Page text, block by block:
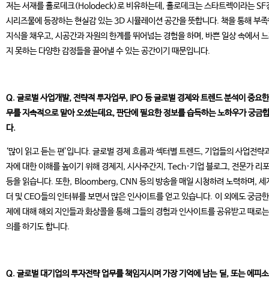
저는 서재를 홀로데크(Holodeck)로 비유하는데, 홀로데크는 스타트렉이라는 SF
시리즈물에 등장하는 현실감 있는 3D 시뮬레이션 공간을 뜻합니다. 책을 통해 부
지식을 채우고, 시공간과 자원의 한계를 뛰어넘는 경험을 하며, 바쁜 일상 속에서
지 못하는 다양한 감정들을 끌어낼 수 있는 공간이기 때문입니다.
Q. 글로벌 사업개발, 전략적 투자업무, IPO 등 글로벌 경제와 트렌드 분석이 중요
무를 지속적으로 맡아 오셨는데요, 판단에 필요한 정보를 습득하는 노하우가 궁금
다.
‘많이 읽고 듣는 편’입니다. 글로벌 경제 흐름과 섹터별 트렌드, 기업들의 사업전략
자에 대한 이해를 높이기 위해 경제지, 시사주간지, Tech·기업 블로그, 전문가 리
등을 읽습니다. 또한, Bloomberg, CNN 등의 방송을 매일 시청하려 노력하며, 세
더 및 CEO들의 인터뷰를 보면서 많은 인사이트를 얻고 있습니다. 이 외에도 궁금
제에 대해 해외 지인들과 화상콜을 통해 그들의 경험과 인사이트를 공유받고 때로
의를 하기도 합니다.
Q. 글로벌 대기업의 투자전략 업무를 책임지시며 가장 기억에 남는 딜, 또는 에피